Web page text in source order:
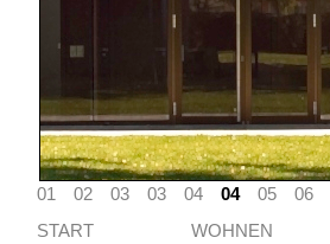
01 02 03 03 04 04 05 06
START
WOHNEN